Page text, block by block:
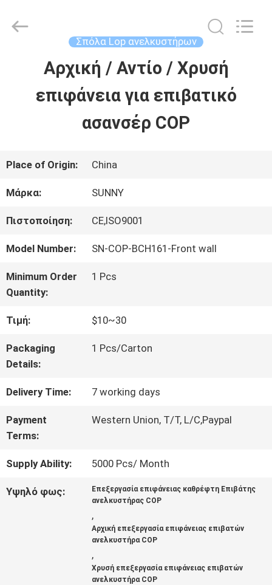
ΒΊΝΤΕΟ
ΠΕΡΊΠΟΥ
ΓΎΡΟΣ
ΕΡΓΟΣΤΑΣΊΩΝ
ΠΟΙΟΤΙΚΌΣ
ΜΑΣ
ΕΠΑΦΉ
SUNNY
Σπόλα Lop ανελκυστήρων
Αρχική / Αντίο / Χρυσή
επιφάνεια για επιβατικό
ασανσέρ COP
Place of Origin: China
Μάρκα: SUNNY
Πιστοποίηση: CE,ISO9001
Model Number: SN-COP-BCH161-Front wall
Minimum Order
Quantity:
1 Pcs
Τιμή: $10~30
Packaging
Details:
1 Pcs/Carton
Delivery Time: 7 working days
Payment
Terms:
Western Union, T/T, L/C,Paypal
Supply Ability: 5000 Pcs/ Month
Υψηλό φως:
Επεξεργασία επιφάνειας καθρέφτη Επιβάτης
ανελκυστήρας COP
,
Αρχική επεξεργασία επιφάνειας επιβατών
ανελκυστήρα COP
,
Χρυσή επεξεργασία επιφάνειας επιβατών
ανελκυστήρα COP